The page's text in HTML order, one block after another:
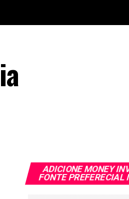
ADICIONE MONEY
FONTE PREFERECIAL